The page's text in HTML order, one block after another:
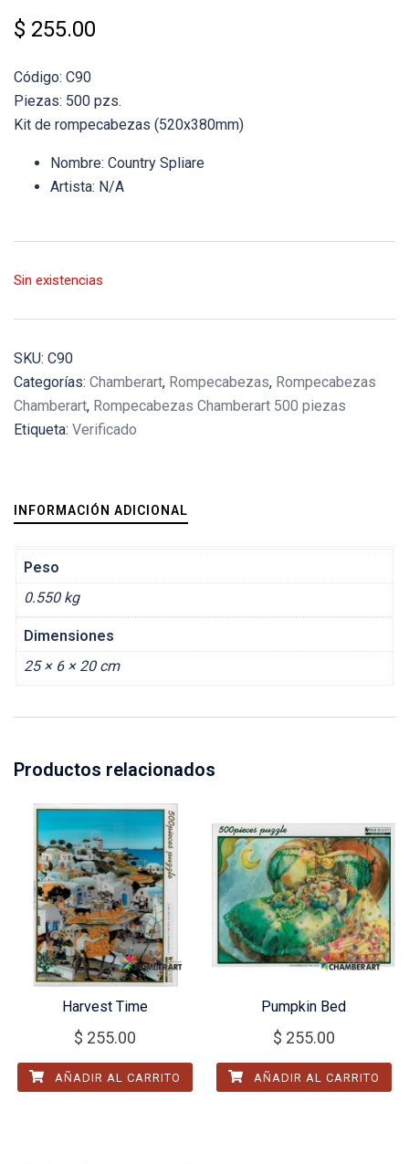
$ 255.00
Código: C90
Piezas: 500 pzs.
Kit de rompecabezas (520x380mm)
Nombre: Country Spliare
Artista: N/A
Sin existencias
SKU: C90
Categorías: Chamberart, Rompecabezas, Rompecabezas
Chamberart, Rompecabezas Chamberart 500 piezas
Etiqueta: Verificado
INFORMACIÓN ADICIONAL
Peso
0.550 kg
Dimensiones
25 × 6 × 20 cm
Productos relacionados
Harvest Time
$ 255.00
AÑADIR AL CARRITO
Pumpkin Bed
$ 255.00
AÑADIR AL CARRITO